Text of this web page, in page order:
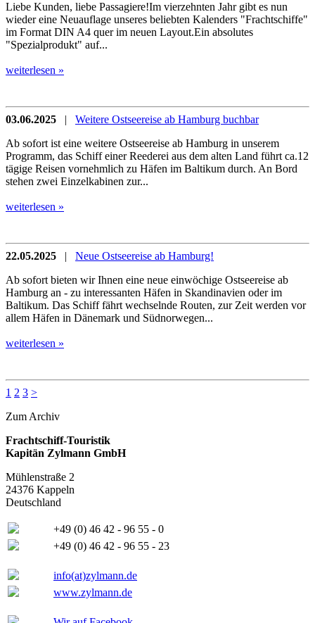
Liebe Kunden, liebe Passagiere!Im vierzehnten Jahr gibt es nun
wieder eine Neuauflage unseres beliebten Kalenders "Frachtschiffe"
im Format DIN A4 quer im neuen Layout.Ein absolutes
"Spezialprodukt" auf...
weiterlesen »
03.06.2025 | Weitere Ostseereise ab Hamburg buchbar
Ab sofort ist eine weitere Ostseereise ab Hamburg in unserem
Programm, das Schiff einer Reederei aus dem alten Land führt ca.12
tägige Reisen vornehmlich zu Häfen im Baltikum durch. An Bord
stehen zwei Einzelkabinen zur...
weiterlesen »
22.05.2025 | Neue Ostseereise ab Hamburg!
Ab sofort bieten wir Ihnen eine neue einwöchige Ostseereise ab
Hamburg an - zu interessanten Häfen in Skandinavien oder im
Baltikum. Das Schiff fährt wechselnde Routen, zur Zeit werden vor
allem Häfen in Dänemark und Südnorwegen...
weiterlesen »
1 2 3 >
Zum Archiv
Frachtschiff-Touristik
Kapitän Zylmann GmbH
Mühlenstraße 2
24376 Kappeln
Deutschland
+49 (0) 46 42 - 96 55 - 0
+49 (0) 46 42 - 96 55 - 23
info(at)zylmann.de
www.zylmann.de